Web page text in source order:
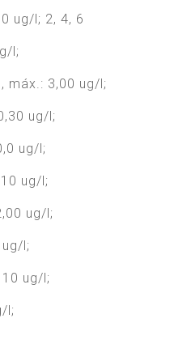
ug/l; 2, 4, 6
l;
máx.: 3,00 ug/l;
ug/l;
ug/l;
ug/l;
ug/l;
l;
ug/l;
l;